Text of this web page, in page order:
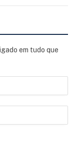
em tudo que